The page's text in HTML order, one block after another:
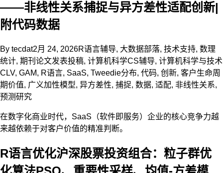
——非线性关系捕捉与异方差性适配创新|
附代码数据
By tecdat2月 24, 2026R语言辅导, 大数据部落, 技术支持, 数理
统计, 期刊论文发表投稿, 计算机科学CS辅导, 计算机科学与技术
CLV, GAM, R语言, SaaS, Tweedie分布, 代码, 创新, 客户生命周
期价值, 广义加性模型, 异方差性, 捕捉, 数据, 适配, 非线性关系,
预测研究
在数字化商业时代，SaaS（软件即服务）企业的核心竞争力越
来越依赖于对客户价值的精准判断。
R语言优化沪深股票投资组合：粒子群优